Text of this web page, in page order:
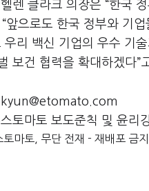
렌 클라크 의장은 “한국
“앞으로도 한국 정부와 기
우리 백신 기업의 우수 기
보건 협력을 확대하겠다”
kyun@etomato.com
토마토 보도준칙 및 윤리
마토, 무단 전재 - 재배포 금지